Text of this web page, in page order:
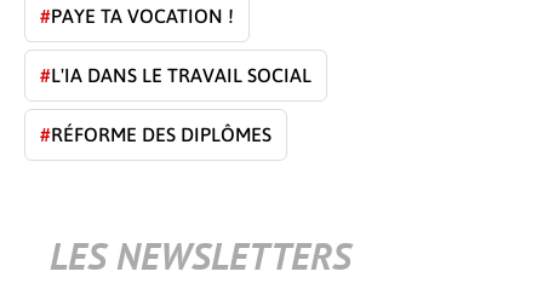
#PAYE TA VOCATION !
#L'IA DANS LE TRAVAIL SOCIAL
#RÉFORME DES DIPLÔMES
LES NEWSLETTERS